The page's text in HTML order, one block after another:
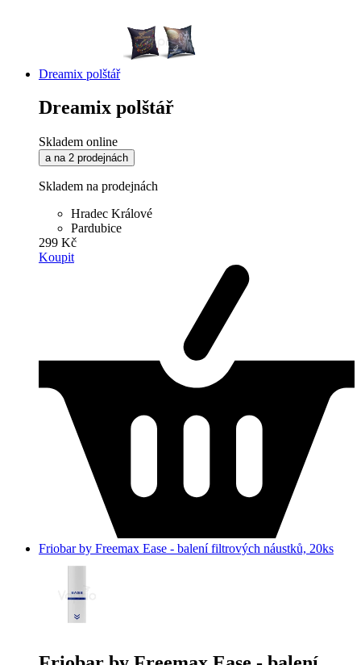
Dreamix polštář
Dreamix polštář
Skladem online
a na 2 prodejnách
Skladem na prodejnách
Hradec Králové
Pardubice
299 Kč
Koupit
Friobar by Freemax Ease - balení filtrových náustků, 20ks